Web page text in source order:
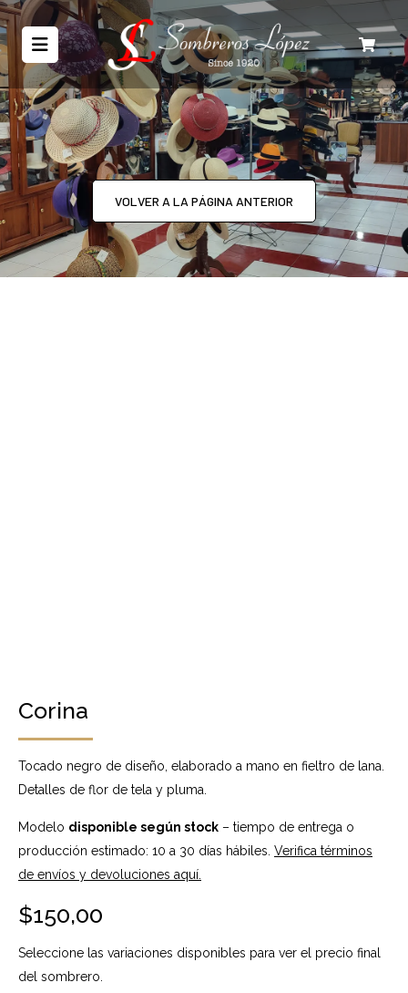
VOLVER A LA PÁGINA ANTERIOR
Corina
Tocado negro de diseño, elaborado a mano en fieltro de lana.
Detalles de flor de tela y pluma.
Modelo disponible según stock – tiempo de entrega o
producción estimado: 10 a 30 días hábiles. Verifica términos
de envíos y devoluciones aquí.
$150,00
Seleccione las variaciones disponibles para ver el precio final
del sombrero.